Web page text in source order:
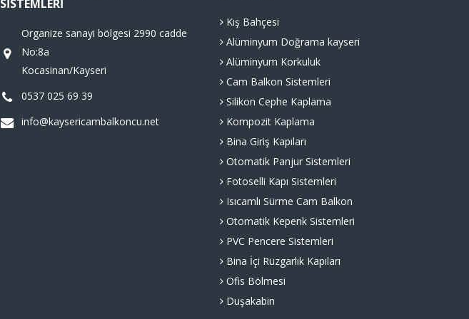
SISTEMLERI
Organize sanayi bölgesi 2990 cadde
No:8a
Kocasinan/Kayseri
0537 025 69 39
info@kaysericambalkoncu.net
Kış Bahçesi
Alüminyum Doğrama kayseri
Alüminyum Korkuluk
Cam Balkon Sistemleri
Silikon Cephe Kaplama
Kompozit Kaplama
Bina Giriş Kapıları
Otomatik Panjur Sistemleri
Fotoselli Kapı Sistemleri
Isıcamlı Sürme Cam Balkon
Otomatik Kepenk Sistemleri
PVC Pencere Sistemleri
Bina İçi Rüzgarlık Kapıları
Ofis Bölmesi
Duşakabin